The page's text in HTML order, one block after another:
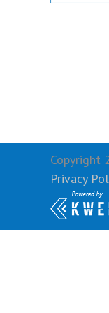
Copyright
Privacy